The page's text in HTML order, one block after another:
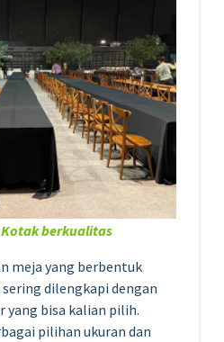
Kotak berkualitas
meja yang berbentuk
dilengkapi dengan
yang bisa kalian pilih.
pilihan ukuran dan